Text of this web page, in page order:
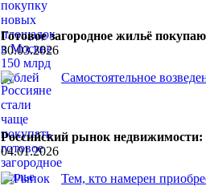
Готовое загородное жильё
30.03.2026
Самостоятельное
Российский рынок недвижимости:
04.01.2026
Тем, кто намерен